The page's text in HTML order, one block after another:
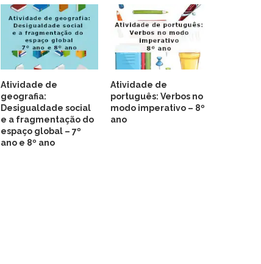
Atividade de
geografia:
Desigualdade social
e a fragmentação do
espaço global – 7º
ano e 8º ano
Atividade de
português: Verbos no
modo imperativo – 8º
ano